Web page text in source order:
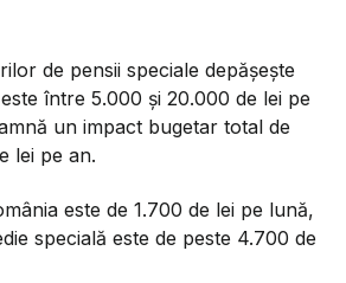
de pensii speciale depășește
între 5.000 și 20.000 de lei pe
un impact bugetar total de
lei pe an.
este de 1.700 de lei pe lună,
specială este de peste 4.700 de